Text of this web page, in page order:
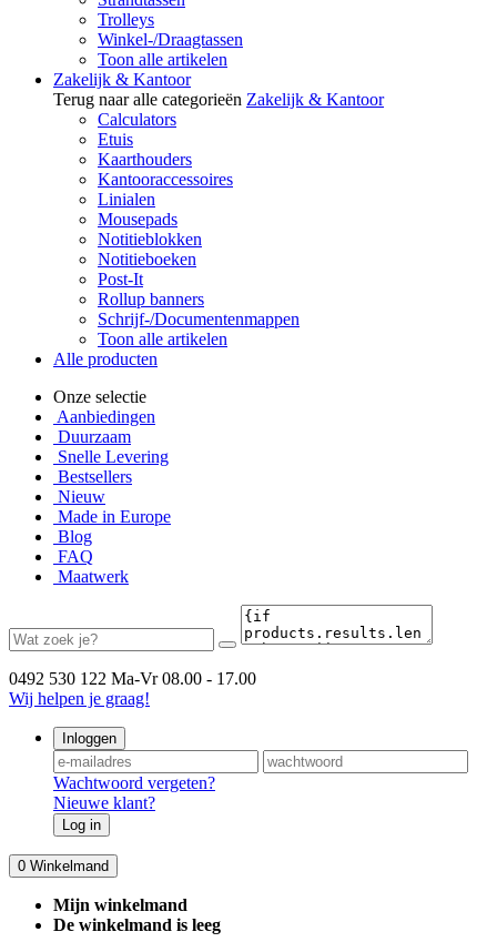
Trolleys
Winkel-/Draagtassen
Toon alle artikelen
Zakelijk & Kantoor
Terug naar alle categorieën Zakelijk & Kantoor
Calculators
Etuis
Kaarthouders
Kantooraccessoires
Linialen
Mousepads
Notitieblokken
Notitieboeken
Post-It
Rollup banners
Schrijf-/Documentenmappen
Toon alle artikelen
Alle producten
Onze selectie
Aanbiedingen
Duurzaam
Snelle Levering
Bestsellers
Nieuw
Made in Europe
Blog
FAQ
Maatwerk
0492 530 122 Ma-Vr 08.00 - 17.00
Wij helpen je graag!
Inloggen
Wachtwoord vergeten?
Nieuwe klant?
Log in
0 Winkelmand
Mijn winkelmand
De winkelmand is leeg